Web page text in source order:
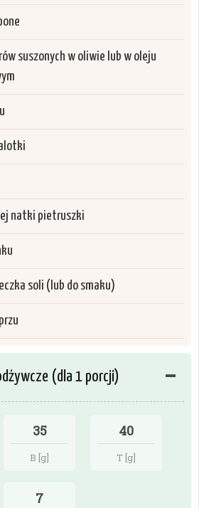
suszonych w oliwie lub w oleju
natki pietruszki
soli (lub do smaku)
(dla 1 porcji)
35
B [g]
40
T [g]
7